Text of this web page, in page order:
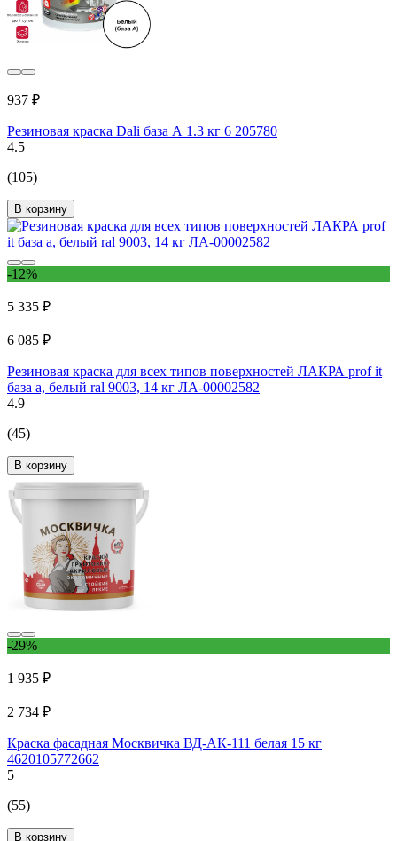
937 ₽
Резиновая краска Dali база А 1.3 кг 6 205780
4.5
(105)
В корзину
-12%
5 335 ₽
6 085 ₽
Резиновая краска для всех типов поверхностей ЛАКРА prof it
база а, белый ral 9003, 14 кг ЛА-00002582
4.9
(45)
В корзину
-29%
1 935 ₽
2 734 ₽
Краска фасадная Москвичка ВД-АК-111 белая 15 кг
4620105772662
5
(55)
В корзину